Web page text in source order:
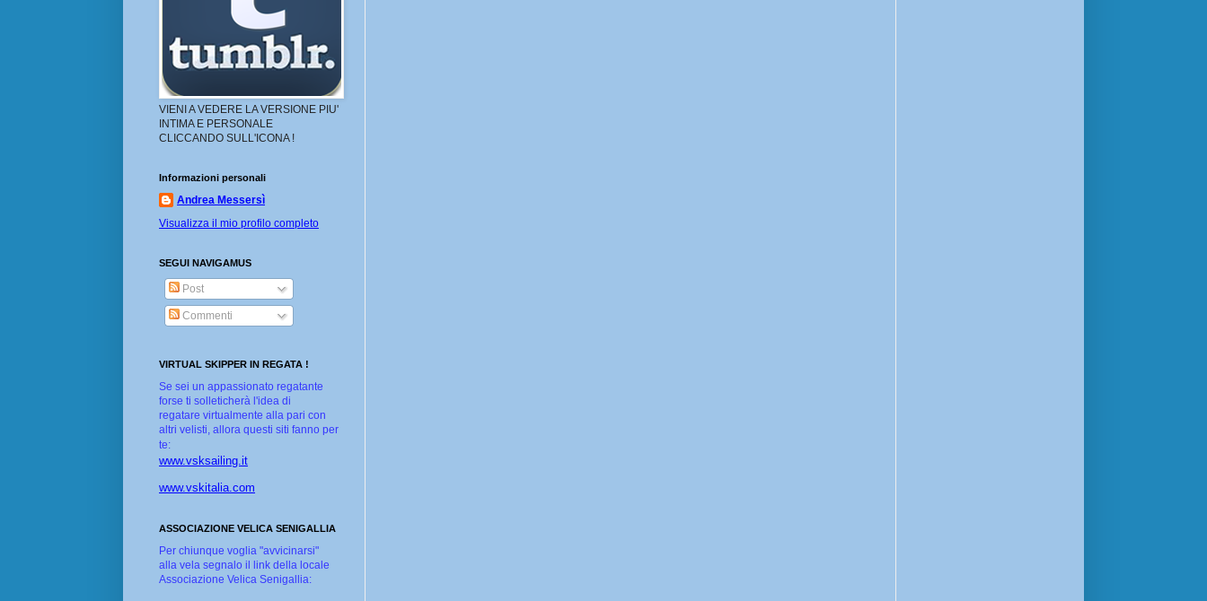
VIENI A VEDERE LA VERSIONE PIU'
INTIMA E PERSONALE
CLICCANDO SULL'ICONA !
Informazioni personali
Andrea Messersì
Visualizza il mio profilo completo
SEGUI NAVIGAMUS
Post
Commenti
VIRTUAL SKIPPER IN REGATA !
Se sei un appassionato regatante
forse ti solleticherà l'idea di
regatare virtualmente alla pari con
altri velisti, allora questi siti fanno per
te:
www.vsksailing.it
www.vskitalia.com
ASSOCIAZIONE VELICA SENIGALLIA
Per chiunque voglia "avvicinarsi"
alla vela segnalo il link della locale
Associazione Velica Senigallia: